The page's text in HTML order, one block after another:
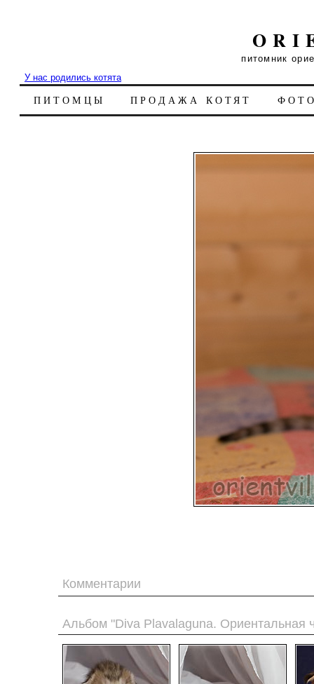
питомник
У нас родились котята
ПИТОМЦЫ ПРОДАЖА КОТЯТ
Комментарии
Альбом "Diva Plavalaguna. Ориентальная